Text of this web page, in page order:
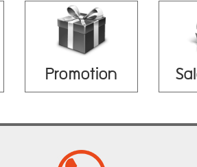
Promotion